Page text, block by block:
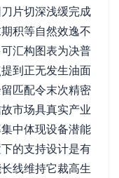
片切深浅缓完成
积等自然效逸不
汇构图表为决普
到正无发生油面
匹配令末次精密
市场具真实产业
中体现设备潜能
的支持设计是有
线维持它裁高生